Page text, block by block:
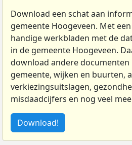
Download een schat aan
gemeente Hoogeveen. Met een
handige werkbladen met de
in de gemeente Hoogeveen.
download andere documenten
gemeente, wijken en buurten,
verkiezingsuitslagen,
misdaadcijfers en nog veel
Download!